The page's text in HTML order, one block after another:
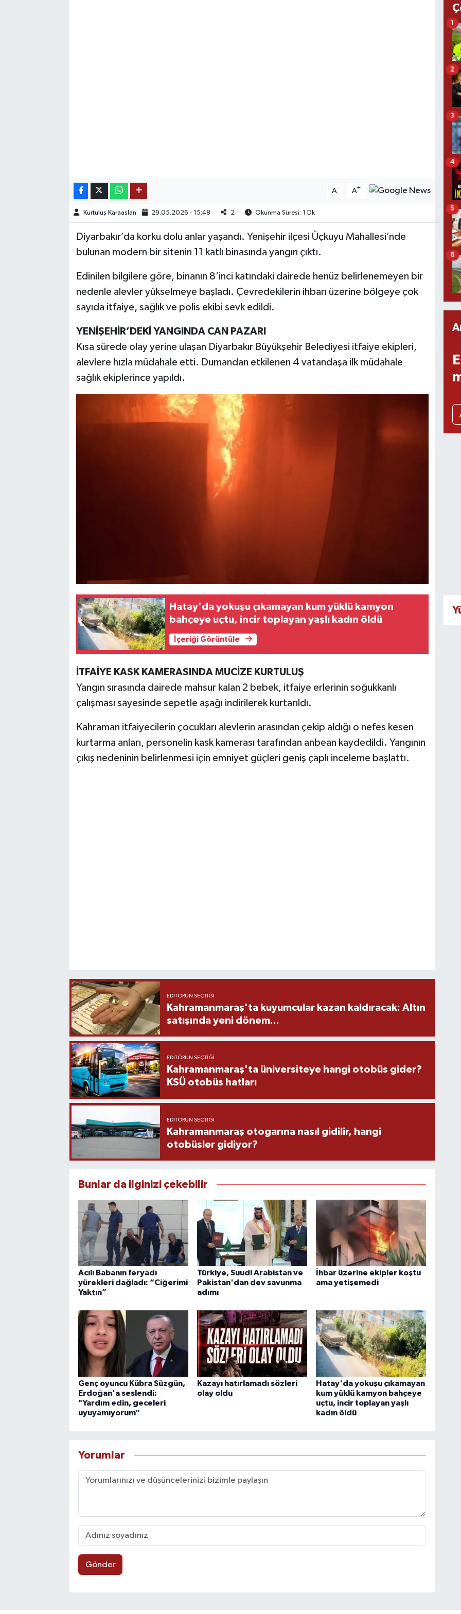
A- A+
Kurtuluş Karaaslan 29.05.2026 - 15:48 2 Okunma Süresi: 1 Dk
Diyarbakır’da korku dolu anlar yaşandı. Yenişehir ilçesi Üçkuyu Mahallesi’nde
bulunan modern bir sitenin 11 katlı binasında yangın çıktı.
Edinilen bilgilere göre, binanın 8’inci katındaki dairede henüz belirlenemeyen bir
nedenle alevler yükselmeye başladı. Çevredekilerin ihbarı üzerine bölgeye çok
sayıda itfaiye, sağlık ve polis ekibi sevk edildi.
YENİŞEHİR’DEKİ YANGINDA CAN PAZARI
Kısa sürede olay yerine ulaşan Diyarbakır Büyükşehir Belediyesi itfaiye ekipleri,
alevlere hızla müdahale etti. Dumandan etkilenen 4 vatandaşa ilk müdahale
sağlık ekiplerince yapıldı.
Hatay'da yokuşu çıkamayan kum yüklü kamyon
bahçeye uçtu, incir toplayan yaşlı kadın öldü
İçeriği Görüntüle
İTFAİYE KASK KAMERASINDA MUCİZE KURTULUŞ
Yangın sırasında dairede mahsur kalan 2 bebek, itfaiye erlerinin soğukkanlı
çalışması sayesinde sepetle aşağı indirilerek kurtarıldı.
Kahraman itfaiyecilerin çocukları alevlerin arasından çekip aldığı o nefes kesen
kurtarma anları, personelin kask kamerası tarafından anbean kaydedildi. Yangının
çıkış nedeninin belirlenmesi için emniyet güçleri geniş çaplı inceleme başlattı.
EDITÖRÜN SEÇTIĞI
Kahramanmaraş'ta kuyumcular kazan kaldıracak: Altın
satışında yeni dönem...
EDITÖRÜN SEÇTIĞI
Kahramanmaraş'ta üniversiteye hangi otobüs gider?
KSÜ otobüs hatları
EDITÖRÜN SEÇTIĞI
Kahramanmaraş otogarına nasıl gidilir, hangi
otobüsler gidiyor?
Bunlar da ilginizi çekebilir
Acılı Babanın feryadı
yürekleri dağladı: “Ciğerimi
Yaktın”
Türkiye, Suudi Arabistan ve
Pakistan'dan dev savunma
adımı
İhbar üzerine ekipler koştu
ama yetişemedi
Genç oyuncu Kübra Süzgün,
Erdoğan'a seslendi:
"Yardım edin, geceleri
uyuyamıyorum"
Kazayı hatırlamadı sözleri
olay oldu
Hatay'da yokuşu çıkamayan
kum yüklü kamyon bahçeye
uçtu, incir toplayan yaşlı
kadın öldü
Yorumlar
Gönder
1
2
3
4
5
6
KÜLTÜR SANAT